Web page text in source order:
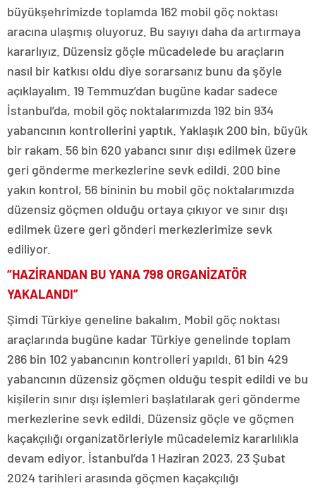
büyükşehrimizde toplamda 162 mobil göç noktası
aracına ulaşmış oluyoruz. Bu sayıyı daha da artırmaya
kararlıyız. Düzensiz göçle mücadelede bu araçların
nasıl bir katkısı oldu diye sorarsanız bunu da şöyle
açıklayalım. 19 Temmuz’dan bugüne kadar sadece
İstanbul’da, mobil göç noktalarımızda 192 bin 934
yabancının kontrollerini yaptık. Yaklaşık 200 bin, büyük
bir rakam. 56 bin 620 yabancı sınır dışı edilmek üzere
geri gönderme merkezlerine sevk edildi. 200 bine
yakın kontrol, 56 bininin bu mobil göç noktalarımızda
düzensiz göçmen olduğu ortaya çıkıyor ve sınır dışı
edilmek üzere geri gönderi merkezlerimize sevk
ediliyor.
“HAZİRANDAN BU YANA 798 ORGANİZATÖR
YAKALANDI”
Şimdi Türkiye geneline bakalım. Mobil göç noktası
araçlarında bugüne kadar Türkiye genelinde toplam
286 bin 102 yabancının kontrolleri yapıldı. 61 bin 429
yabancının düzensiz göçmen olduğu tespit edildi ve bu
kişilerin sınır dışı işlemleri başlatılarak geri gönderme
merkezlerine sevk edildi. Düzensiz göçle ve göçmen
kaçakçılığı organizatörleriyle mücadelemiz kararlılıkla
devam ediyor. İstanbul’da 1 Haziran 2023, 23 Şubat
2024 tarihleri arasında göçmen kaçakçılığı